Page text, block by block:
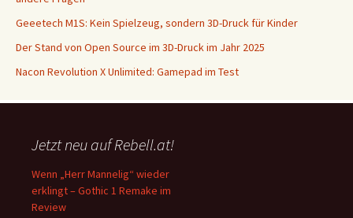
Geeetech M1S: Kein Spielzeug, sondern 3D-Druck für Kinder
Der Stand von Open Source im 3D-Druck im Jahr 2025
Nacon Revolution X Unlimited: Gamepad im Test
Jetzt neu auf Rebell.at!
Wenn „Herr Mannelig“ wieder
erklingt – Gothic 1 Remake im
Review